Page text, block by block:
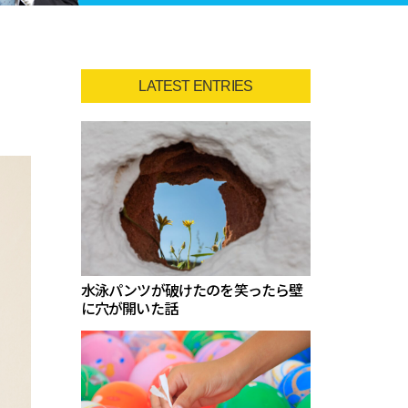
LATEST ENTRIES
水泳パンツが破けたのを笑ったら壁
に穴が開いた話